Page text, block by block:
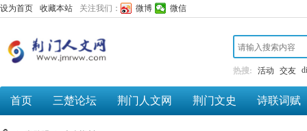
设为首页 收藏本站 关注我们： 微博 微信
热搜: 活动 交友
首页 三楚论坛 荆门人文网 荆门文史 诗联词赋